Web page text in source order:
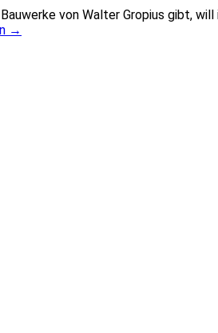
von Walter Gropius gibt,
→